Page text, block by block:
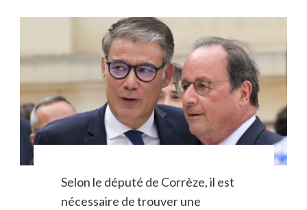
Selon le député de Corrèze, il est
nécessaire de trouver une